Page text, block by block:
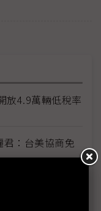
4.9萬輛低稅率
：台美協商免